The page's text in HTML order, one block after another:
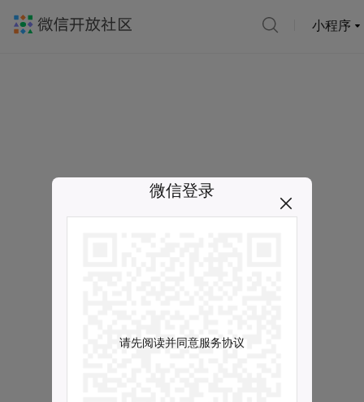
小程序
微信登录
请先阅读并同意服务协议